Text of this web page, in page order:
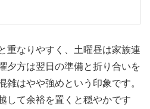
重なりやすく、土曜昼は家族連
夕方は翌日の準備と折り合いを
雑はやや強めという印象です。
して余裕を置くと穏やかです